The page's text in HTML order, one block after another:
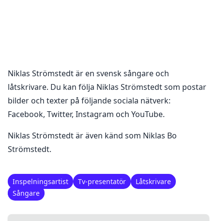
Niklas Strömstedtär en svensk sångare och
låtskrivare. Du kan följa Niklas Strömstedtsom postar
bilder och texter på följande sociala nätverk:
Facebook, Twitter, Instagram och YouTube.
Niklas Strömstedt är även känd som Niklas Bo
Strömstedt.
Inspelningsartist Tv-presentatör
Låtskrivare
Sångare